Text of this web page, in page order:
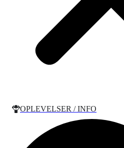
OPLEVELSER / INFO